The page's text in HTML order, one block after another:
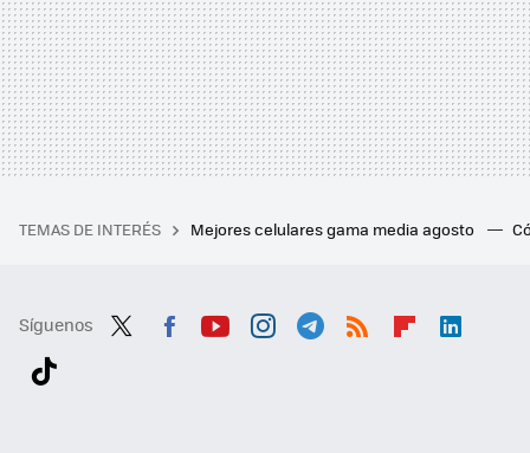
TEMAS DE INTERÉS Mejores celulares gama media agosto
Síguenos